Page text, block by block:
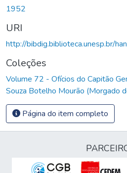
1952
URI
http://bibdig.biblioteca.unesp.br/
Coleções
Volume 72 - Ofícios do Capitão
Souza Botelho Mourão (Morgado
Página do item completo